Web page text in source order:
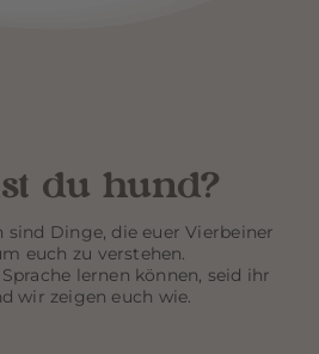
du hund?
Dinge, die euer Vierbeiner
euch zu verstehen.
lernen können, seid ihr
wir zeigen euch wie.